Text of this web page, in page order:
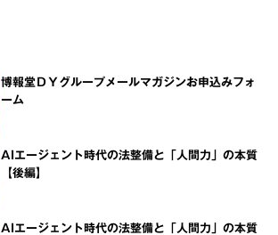
博報堂ＤＹグループメールマガジンお申込みフォ
ーム
AIエージェント時代の法整備と「人間力」の本質
【後編】
AIエージェント時代の法整備と「人間力」の本質